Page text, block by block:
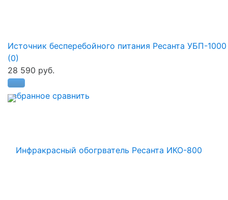
избранное сравнить
Источник бесперебойного питания Ресанта УБП-1000
(0)
28 590 руб.